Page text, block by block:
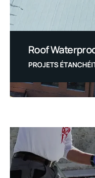
Roof
PROJETS